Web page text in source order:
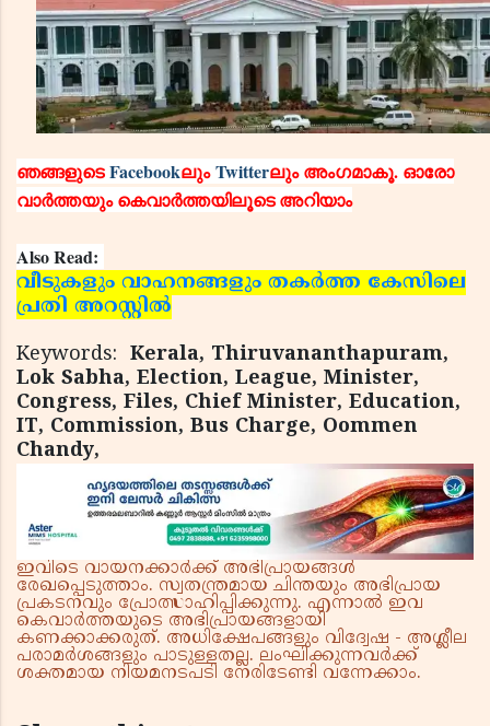
ഞങ്ങളുടെFacebookലുംTwitterലും അംഗമാകൂ. ഓരോ
വാര്‍ത്തയും കെവാര്‍ത്തയിലൂടെ അറിയാം
Also Read:
വീടുകളും വാഹനങ്ങളും തകര്‍ത്ത കേസിലെ
പ്രതി അറസ്റ്റില്‍
Keywords: Kerala, Thiruvananthapuram,
Lok Sabha, Election, League, Minister,
Congress, Files, Chief Minister, Education,
IT, Commission, Bus Charge, Oommen
Chandy,
ഇവിടെ വായനക്കാർക്ക് അഭിപ്രായങ്ങൾ
രേഖപ്പെടുത്താം. സ്വതന്ത്രമായ ചിന്തയും അഭിപ്രായ
പ്രകടനവും പ്രോത്സാഹിപ്പിക്കുന്നു. എന്നാൽ ഇവ
കെവാർത്തയുടെ അഭിപ്രായങ്ങളായി
കണക്കാക്കരുത്. അധിക്ഷേപങ്ങളും വിദ്വേഷ - അശ്ലീല
പരാമർശങ്ങളും പാടുള്ളതല്ല. ലംഘിക്കുന്നവർക്ക്
ശക്തമായ നിയമനടപടി നേരിടേണ്ടി വന്നേക്കാം.